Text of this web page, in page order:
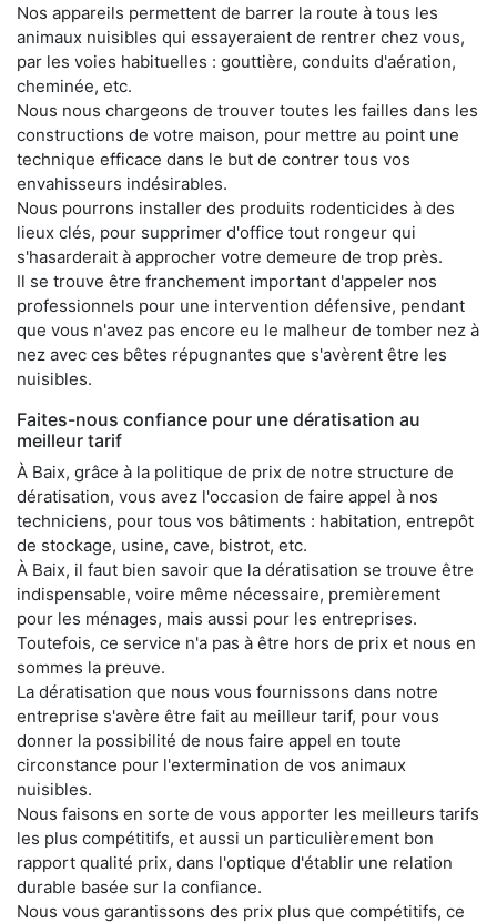
Nos appareils permettent de barrer la route à tous les
animaux nuisibles qui essayeraient de rentrer chez vous,
par les voies habituelles : gouttière, conduits d'aération,
cheminée, etc.
Nous nous chargeons de trouver toutes les failles dans les
constructions de votre maison, pour mettre au point une
technique efficace dans le but de contrer tous vos
envahisseurs indésirables.
Nous pourrons installer des produits rodenticides à des
lieux clés, pour supprimer d'office tout rongeur qui
s'hasarderait à approcher votre demeure de trop près.
Il se trouve être franchement important d'appeler nos
professionnels pour une intervention défensive, pendant
que vous n'avez pas encore eu le malheur de tomber nez à
nez avec ces bêtes répugnantes que s'avèrent être les
nuisibles.
Faites-nous confiance pour une dératisation au
meilleur tarif
À Baix, grâce à la politique de prix de notre structure de
dératisation, vous avez l'occasion de faire appel à nos
techniciens, pour tous vos bâtiments : habitation, entrepôt
de stockage, usine, cave, bistrot, etc.
À Baix, il faut bien savoir que la dératisation se trouve être
indispensable, voire même nécessaire, premièrement
pour les ménages, mais aussi pour les entreprises.
Toutefois, ce service n'a pas à être hors de prix et nous en
sommes la preuve.
La dératisation que nous vous fournissons dans notre
entreprise s'avère être fait au meilleur tarif, pour vous
donner la possibilité de nous faire appel en toute
circonstance pour l'extermination de vos animaux
nuisibles.
Nous faisons en sorte de vous apporter les meilleurs tarifs
les plus compétitifs, et aussi un particulièrement bon
rapport qualité prix, dans l'optique d'établir une relation
durable basée sur la confiance.
Nous vous garantissons des prix plus que compétitifs, ce